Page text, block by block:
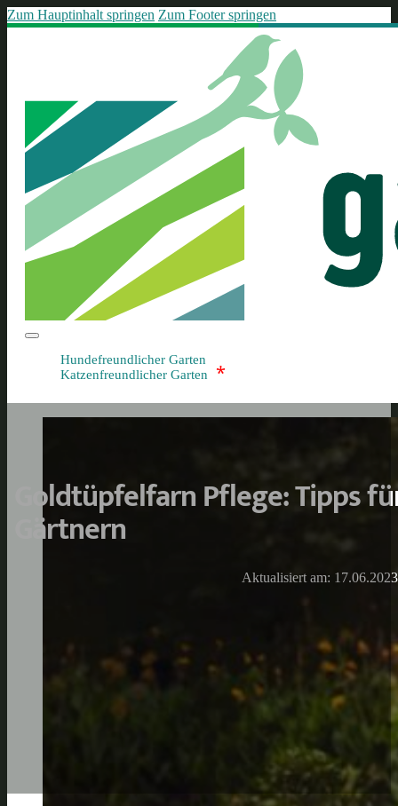
Zum Hauptinhalt springen Zum Footer springen
Hundefreundlicher Garten
Katzenfreundlicher Garten
*
Goldtüpfelfarn Pflege: Tipps
Gärtnern
Aktualisiert am: 17.06.2023